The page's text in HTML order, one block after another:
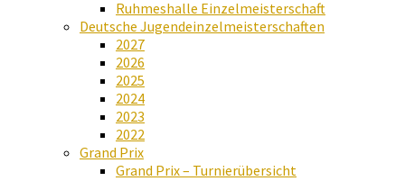
Ruhmeshalle Einzelmeisterschaft
Deutsche Jugendeinzelmeisterschaften
2027
2026
2025
2024
2023
2022
Grand Prix
Grand Prix – Turnierübersicht